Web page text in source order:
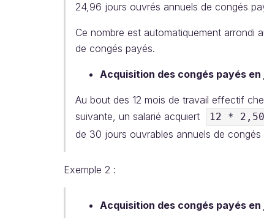
24,96 jours ouvrés annuels de congés
Ce nombre est automatiquement arrondi
de congés payés.
Acquisition des congés payés
Au bout des 12 mois de travail effectif
suivante, un salarié acquiert
12 *
de 30 jours ouvrables annuels de congés
Exemple 2 :
Acquisition des congés payés